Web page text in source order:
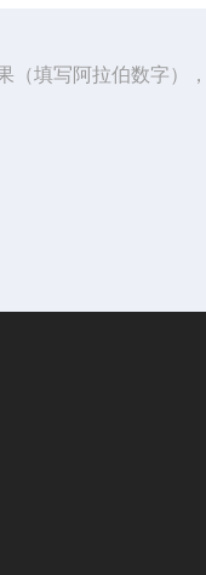
（填写阿拉伯数字）